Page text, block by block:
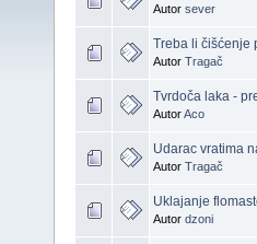
Autor sever
Treba li čišćenje
Autor Tragač
Tvrdoča laka -
AutorAco
Udarac vratima
Autor Tragač
Uklajanje
Autor dzoni